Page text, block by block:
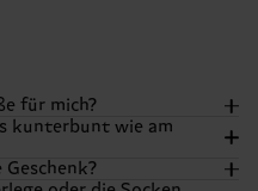
für mich?
genauso happy fühlen,
Socken gibt’s in
kunterbunt wie am